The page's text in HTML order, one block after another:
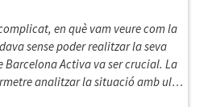
en què vam veure com la
sense poder realitzar la seva
Activa va ser crucial. La
analitzar la situació amb ull